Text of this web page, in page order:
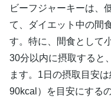
ビーフジャーキーは、
て、ダイエット中の間
す。特に、間食として
30分以内に摂取すると
ます。1日の摂取目安
90kcal）を目安にする